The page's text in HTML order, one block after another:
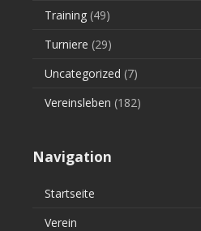
Training (49)
Turniere (29)
Uncategorized (7)
Vereinsleben (182)
Navigation
Startseite
Verein